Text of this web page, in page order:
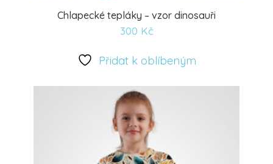
Chlapecké tepláky – vzor dinosauři
300 Kč
k
oblíbeným
Přidat k oblíbeným